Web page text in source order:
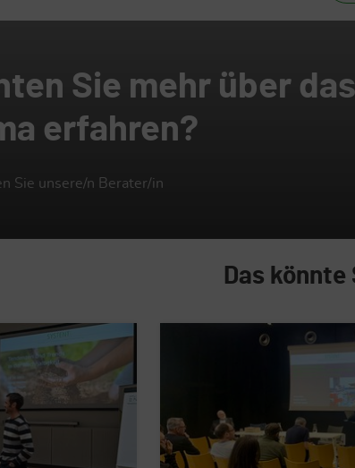
Sie mehr über das
erfahren?
Sie unsere/n Berater/in
Das